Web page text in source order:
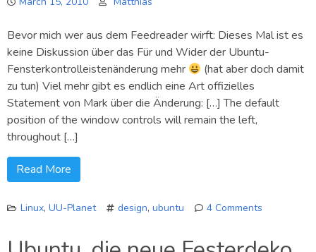
Bevor mich wer aus dem Feedreader wirft: Dieses Mal ist es
keine Diskussion über das Für und Wider der Ubuntu-
Fensterkontrolleistenänderung mehr
(hat aber doch damit
zu tun) Viel mehr gibt es endlich eine Art offizielles
Statement von Mark über die Änderung: […] The default
position of the window controls will remain the left,
throughout […]
Read More
Linux, UU-Planet design, ubuntu
4 Comments